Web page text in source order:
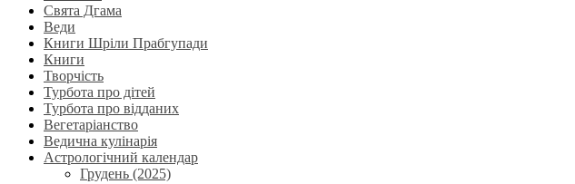
Свята Дгама
Веди
Книги Шріли Прабгупади
Книги
Творчість
Турбота про дітей
Турбота про відданих
Вегетаріанство
Ведична кулінарія
Астрологічний календар
Грудень (2025)